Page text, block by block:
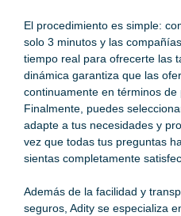
El procedimiento es simple:
solo 3 minutos y las
tiempo real para ofrecerte las
dinámica garantiza que las
continuamente en términos de
Finalmente, puedes
adapte a tus necesidades y
vez que todas tus preguntas
sientas completamente
Además de la facilidad y
seguros, Adity se especializa